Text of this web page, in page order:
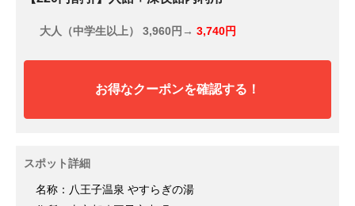
大人（中学生以上） 3,960円→ 3,740円
お得なクーポンを確認する！
スポット詳細
名称：八王子温泉 やすらぎの湯